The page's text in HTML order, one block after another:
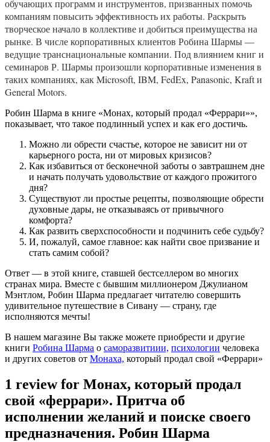
обучающих программ и инструментов, призванных помочь
компаниям повысить эффективность их работы. Раскрыть
творческое начало в коллективе и добиться преимущества на
рынке. В числе корпоративных клиентов Робина Шармы —
ведущие транснациональные компании. Под влиянием книг и
семинаров Р. Шармы произошли корпоративные изменения в
таких компаниях, как Microsoft, IBM, FedEx, Panasonic, Kraft и
General Motors.
Робин Шарма в книге «Монах, который продал «Феррари»»,
показывает, что такое подлинный успех и как его достичь.
Можно ли обрести счастье, которое не зависит ни от
карьерного роста, ни от мировых кризисов?
Как избавиться от бесконечной заботы о завтрашнем дне
и начать получать удовольствие от каждого прожитого
дня?
Существуют ли простые рецепты, позволяющие обрести
духовные дары, не отказываясь от привычного
комфорта?
Как развить сверхспособности и подчинить себе судьбу?
И, пожалуй, самое главное: как найти свое призвание и
стать самим собой?
Ответ — в этой книге, ставшей бестселлером во многих
странах мира. Вместе с бывшим миллионером Джулианом
Мэнтлом, Робин Шарма предлагает читателю совершить
удивительное путешествие в Сивану — страну, где
исполняются мечты!
В нашем магазине Вы также можете приобрести и другие
книги Робина Шарма о саморазвитиии, психологии человека
и других советов от Монаха, который продал свой «Феррари»
1 review for Монах, который продал
свой «феррари». Притча об
исполнении желаний и поиске своего
предназначения. Робин Шарма